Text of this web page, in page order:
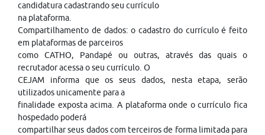
candidatura cadastrando seu currículo
na plataforma.
Compartilhamento de dados: o cadastro do currículo é feito
em plataformas de parceiros
como CATHO, Pandapé ou outras, através das quais o
recrutador acessa o seu currículo. O
CEJAM informa que os seus dados, nesta etapa, serão
utilizados unicamente para a
finalidade exposta acima. A plataforma onde o currículo fica
hospedado poderá
compartilhar seus dados com terceiros de forma limitada para